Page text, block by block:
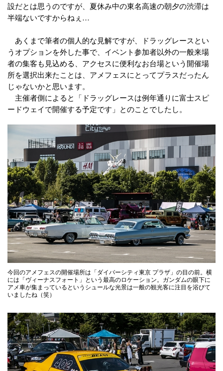
設だとは思うのですが、夏休み中の東名高速の朝夕の渋滞は
半端ないですからねぇ…
あくまで筆者の個人的な見解ですが、ドラッグレースとい
うオプションを外した事で、イベント参加者以外の一般来場
者の集客も見込める、アクセスに便利なお台場という開催場
所を選択出来たことは、アメフェスにとってプラスだったん
じゃないかと思います。
主催者側によると「ドラッグレースは例年通りに富士スピ
ードウェイで開催する予定です」とのことでしたし。
今回のアメフェスの開催場所は「ダイバーシティ東京 プラザ」の目の前。横
には「ヴィーナスフォート」という最高のロケーション。ガンダムの眼下に
アメ車が集まっているというシュールな光景は一般の観光客に注目を浴びて
いましたね（笑）